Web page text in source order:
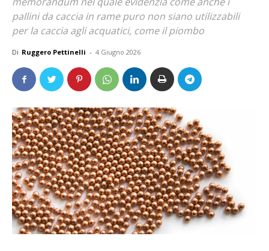
pallini da caccia in rame puro non siano utilizzabili
per la caccia agli acquatici, come il piombo
Di Ruggero Pettinelli - 4 Giugno 2026